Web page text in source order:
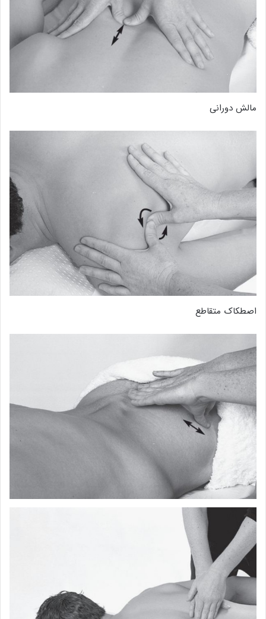
مالش دورانی
اصطکاک متقاطع